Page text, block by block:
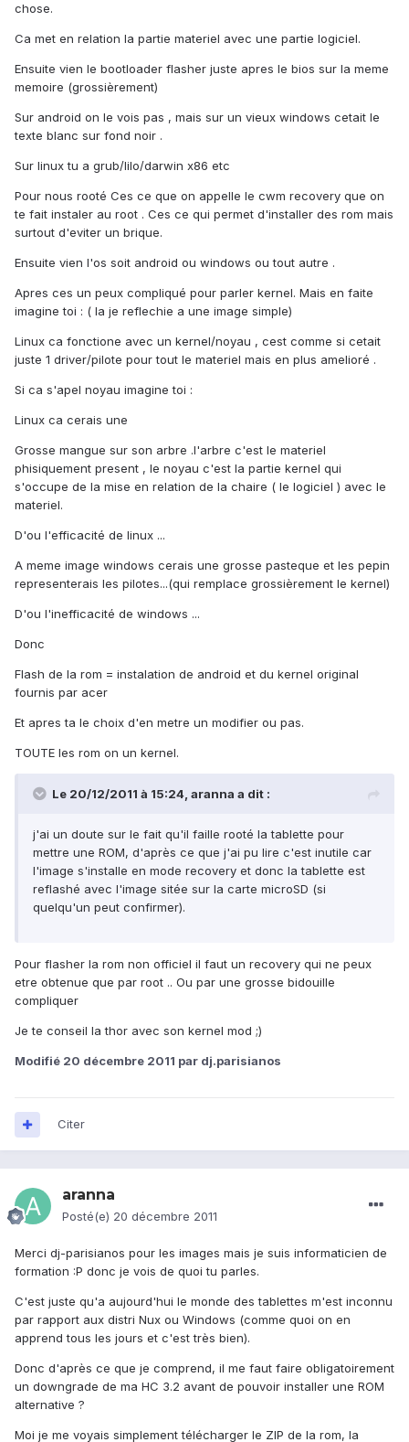
chose.
Ca met en relation la partie materiel avec une partie logiciel.
Ensuite vien le bootloader flasher juste apres le bios sur la meme
memoire (grossièrement)
Sur android on le vois pas , mais sur un vieux windows cetait le
texte blanc sur fond noir .
Sur linux tu a grub/lilo/darwin x86 etc
Pour nous rooté Ces ce que on appelle le cwm recovery que on
te fait instaler au root . Ces ce qui permet d'installer des rom mais
surtout d'eviter un brique.
Ensuite vien l'os soit android ou windows ou tout autre .
Apres ces un peux compliqué pour parler kernel. Mais en faite
imagine toi : ( la je reflechie a une image simple)
Linux ca fonctione avec un kernel/noyau , cest comme si cetait
juste 1 driver/pilote pour tout le materiel mais en plus amelioré .
Si ca s'apel noyau imagine toi :
Linux ca cerais une
Grosse mangue sur son arbre .l'arbre c'est le materiel
phisiquement present , le noyau c'est la partie kernel qui
s'occupe de la mise en relation de la chaire ( le logiciel ) avec le
materiel.
D'ou l'efficacité de linux ...
A meme image windows cerais une grosse pasteque et les pepin
representerais les pilotes...(qui remplace grossièrement le kernel)
D'ou l'inefficacité de windows ...
Donc
Flash de la rom = instalation de android et du kernel original
fournis par acer
Et apres ta le choix d'en metre un modifier ou pas.
TOUTE les rom on un kernel.
Le 20/12/2011 à 15:24, aranna a dit :
j'ai un doute sur le fait qu'il faille rooté la tablette pour
mettre une ROM, d'après ce que j'ai pu lire c'est inutile car
l'image s'installe en mode recovery et donc la tablette est
reflashé avec l'image sitée sur la carte microSD (si
quelqu'un peut confirmer).
Pour flasher la rom non officiel il faut un recovery qui ne peux
etre obtenue que par root .. Ou par une grosse bidouille
compliquer
Je te conseil la thor avec son kernel mod ;)
Modifié 20 décembre 2011 par dj.parisianos
Citer
aranna
Posté(e) 20 décembre 2011
Merci dj-parisianos pour les images mais je suis informaticien de
formation :P donc je vois de quoi tu parles.
C'est juste qu'a aujourd'hui le monde des tablettes m'est inconnu
par rapport aux distri Nux ou Windows (comme quoi on en
apprend tous les jours et c'est très bien).
Donc d'après ce que je comprend, il me faut faire obligatoirement
un downgrade de ma HC 3.2 avant de pouvoir installer une ROM
alternative ?
Moi je me voyais simplement télécharger le ZIP de la rom, la